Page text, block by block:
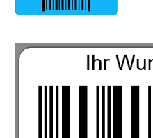
Bildergalerie überspringen